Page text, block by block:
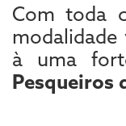
Com toda
modalidade
à uma
Pesqueiros